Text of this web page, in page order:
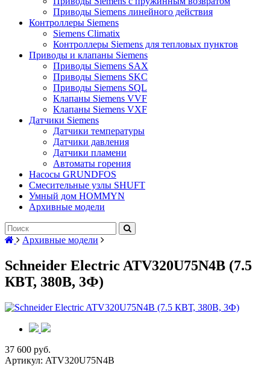
Приводы Siemens линейного действия
Контроллеры Siemens
Siemens Climatix
Контроллеры Siemens для тепловых пунктов
Приводы и клапаны Siemens
Приводы Siemens SAX
Приводы Siemens SKC
Приводы Siemens SQL
Клапаны Siemens VVF
Клапаны Siemens VXF
Датчики Siemens
Датчики температуры
Датчики давления
Датчики пламени
Автоматы горения
Насосы GRUNDFOS
Смесительные узлы SHUFT
Умный дом HOMMYN
Архивные модели
Архивные модели
Schneider Electric ATV320U75N4B (7.5
КВТ, 380В, 3Ф)
37 600 руб.
Артикул: ATV320U75N4B